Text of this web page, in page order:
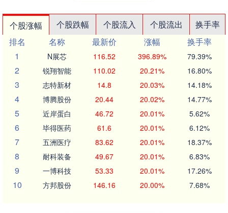
个股涨幅 个股跌幅 个股流入 个股流出
换手率
排名
名称 最新价 涨幅
换手率
1
N展芯 116.52 396.89% 79.39%
2 锐翔智能 110.02 20.21% 16.80%
3 志特新材 14.8 20.03% 14.18%
4 博腾股份 20.44 20.02% 14.77%
5 近岸蛋白 46.72 20.01% 5.62%
6 毕得医药 61.6 20.01% 6.12%
7 五洲医疗 83.62 20.01% 18.37%
8 耐科装备 49.67 20.01% 6.83%
9 一博科技 53.33 20.01% 17.26%
10 方邦股份 146.16 20.00% 7.68%